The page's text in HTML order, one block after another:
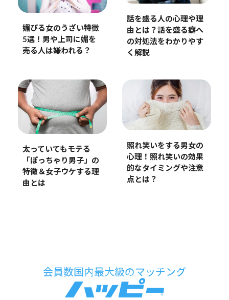
媚びる女のうざい特徴
5選！男や上司に媚を
売る人は嫌われる？
話を盛る人の心理や理
由とは？話を盛る癖へ
の対処法をわかりやす
く解説
太っていてもモテる
「ぽっちゃり男子」の
特徴＆女子ウケする理
由とは
照れ笑いをする男女の
心理！照れ笑いの効果
的なタイミングや注意
点とは？